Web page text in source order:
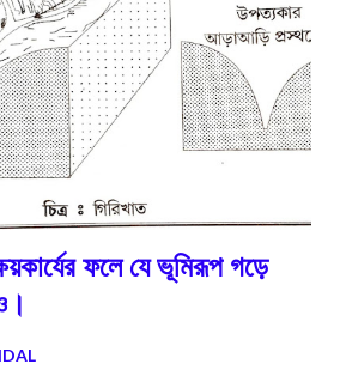
ফলে যে ভূমিরূপ গড়ে